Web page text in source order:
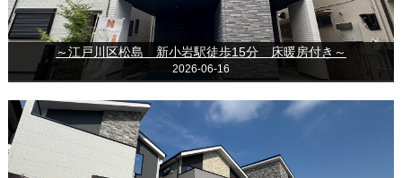
～江戸川区松島 新小岩駅徒歩15分 床暖房付き～
2026-06-16